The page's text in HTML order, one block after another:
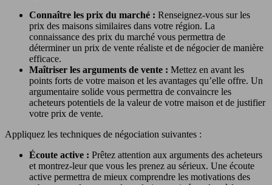
Connaître les prix du marché : Renseignez-vous sur les
prix des maisons similaires dans votre région. La
connaissance des prix du marché vous permettra de
déterminer un prix de vente réaliste et de négocier de manière
efficace.
Maîtriser les arguments de vente : Mettez en avant les
points forts de votre maison et les avantages qu’elle offre. Un
argumentaire solide vous permettra de convaincre les
acheteurs potentiels de la valeur de votre maison et de justifier
votre prix de vente.
Appliquez les techniques de négociation suivantes :
Écoute active : Prêtez attention aux arguments des acheteurs
et montrez-leur que vous les prenez au sérieux. Une écoute
active permettra de mieux comprendre les motivations des